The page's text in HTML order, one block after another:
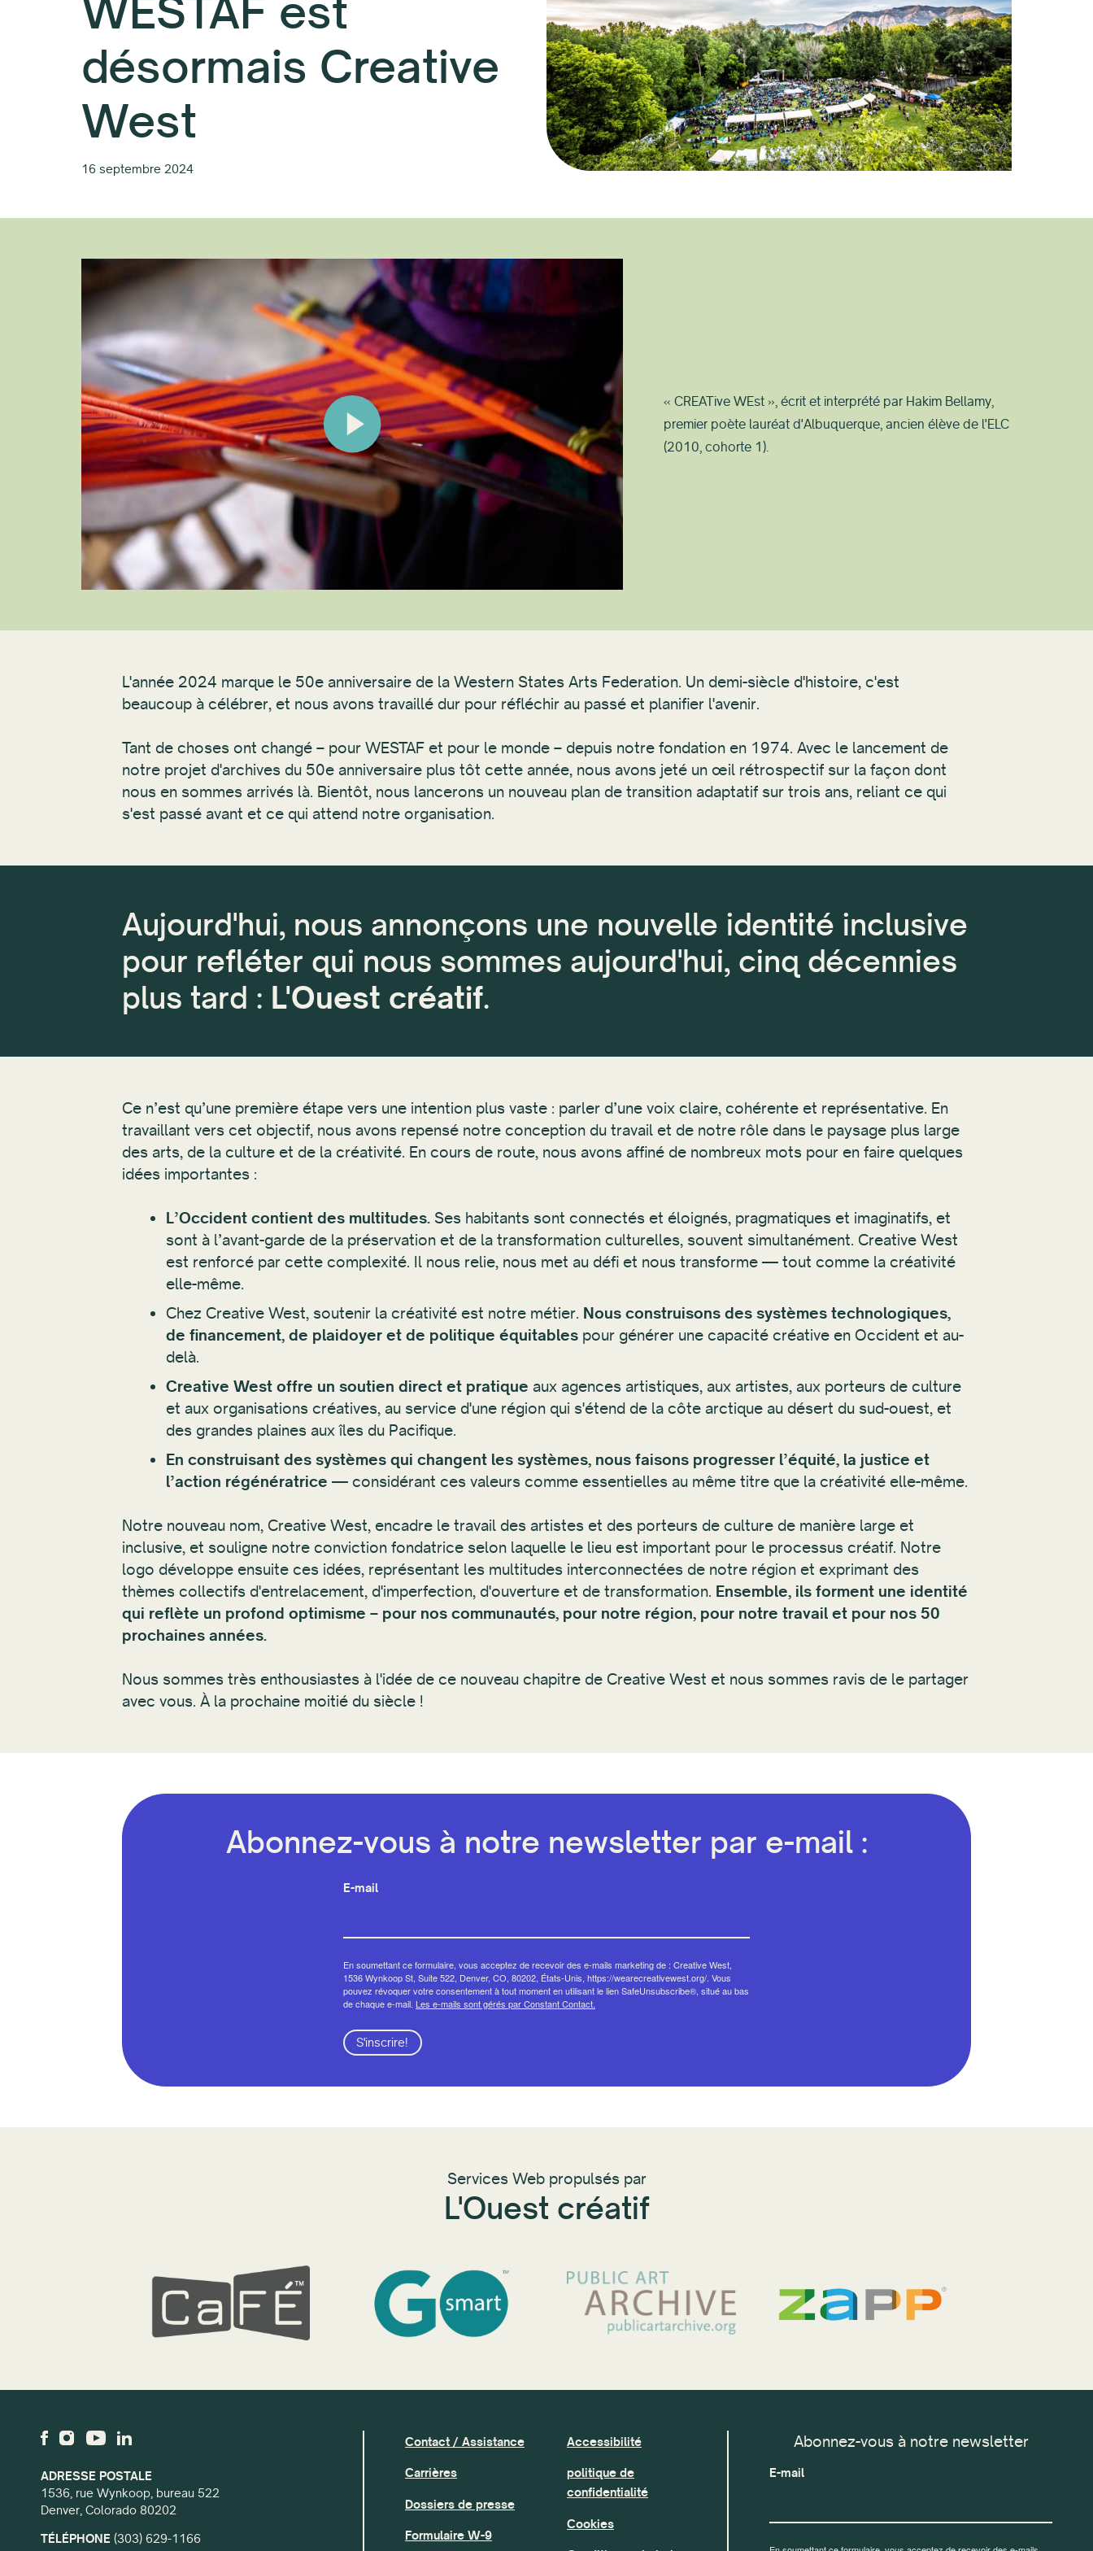
WESTAF est
désormais Creative
West
16 septembre 2024
« CREATive WEst », écrit et interprété par Hakim Bellamy,
premier poète lauréat d'Albuquerque, ancien élève de l'ELC
(2010, cohorte 1).
L'année 2024 marque le 50e anniversaire de la Western States Arts Federation. Un demi-siècle d'histoire, c'est
beaucoup à célébrer, et nous avons travaillé dur pour réfléchir au passé et planifier l'avenir.
Tant de choses ont changé – pour WESTAF et pour le monde – depuis notre fondation en 1974. Avec le lancement de
notre projet d'archives du 50e anniversaire plus tôt cette année, nous avons jeté un œil rétrospectif sur la façon dont
nous en sommes arrivés là. Bientôt, nous lancerons un nouveau plan de transition adaptatif sur trois ans, reliant ce qui
s'est passé avant et ce qui attend notre organisation.
Aujourd'hui, nous annonçons une nouvelle identité inclusive
pour refléter qui nous sommes aujourd'hui, cinq décennies
plus tard : L'Ouest créatif.
Ce n’est qu’une première étape vers une intention plus vaste : parler d’une voix claire, cohérente et représentative. En
travaillant vers cet objectif, nous avons repensé notre conception du travail et de notre rôle dans le paysage plus large
des arts, de la culture et de la créativité. En cours de route, nous avons affiné de nombreux mots pour en faire quelques
idées importantes :
L’Occident contient des multitudes. Ses habitants sont connectés et éloignés, pragmatiques et imaginatifs, et
sont à l’avant-garde de la préservation et de la transformation culturelles, souvent simultanément. Creative West
est renforcé par cette complexité. Il nous relie, nous met au défi et nous transforme — tout comme la créativité
elle-même.
Chez Creative West, soutenir la créativité est notre métier. Nous construisons des systèmes technologiques,
de financement, de plaidoyer et de politique équitables pour générer une capacité créative en Occident et au-
delà.
Creative West offre un soutien direct et pratique aux agences artistiques, aux artistes, aux porteurs de culture
et aux organisations créatives, au service d'une région qui s'étend de la côte arctique au désert du sud-ouest, et
des grandes plaines aux îles du Pacifique.
En construisant des systèmes qui changent les systèmes, nous faisons progresser l’équité, la justice et
l’action régénératrice — considérant ces valeurs comme essentielles au même titre que la créativité elle-même.
Notre nouveau nom, Creative West, encadre le travail des artistes et des porteurs de culture de manière large et
inclusive, et souligne notre conviction fondatrice selon laquelle le lieu est important pour le processus créatif. Notre
logo développe ensuite ces idées, représentant les multitudes interconnectées de notre région et exprimant des
thèmes collectifs d'entrelacement, d'imperfection, d'ouverture et de transformation. Ensemble, ils forment une identité
qui reflète un profond optimisme – pour nos communautés, pour notre région, pour notre travail et pour nos 50
prochaines années.
Nous sommes très enthousiastes à l'idée de ce nouveau chapitre de Creative West et nous sommes ravis de le partager
avec vous. À la prochaine moitié du siècle !
Abonnez-vous à notre newsletter par e-mail :
E-mail
En soumettant ce formulaire, vous acceptez de recevoir des e-mails marketing de : Creative West,
1536 Wynkoop St, Suite 522, Denver, CO, 80202, États-Unis, https://wearecreativewest.org/. Vous
pouvez révoquer votre consentement à tout moment en utilisant le lien SafeUnsubscribe®, situé au bas
de chaque e-mail. Les e-mails sont gérés par Constant Contact.
S'inscrire!
Services Web propulsés par
L'Ouest créatif
ADRESSE POSTALE
1536, rue Wynkoop, bureau 522
Denver, Colorado 80202
TÉLÉPHONE (303) 629-1166
Contact / Assistance
Carrières
Dossiers de presse
Formulaire W-9
Accessibilité
politique de
confidentialité
Cookies
Abonnez-vous à notre newsletter
E-mail